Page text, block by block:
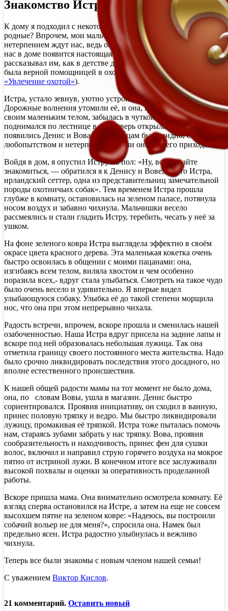
Знакомство Истры с моей семьёй
К дому я подходил с некоторым волнением: как встретят нас
родные? Впрочем, мои мальчишки, я был уверен, с
нетерпением ждут нас, ведь они давно мечтали о том, когда у
нас в доме появится настоящая охотничья собака. Я много
рассказывал им, как в детстве дружил с Каштанкой, которая
была верной помощницей в охоте моему отцу. (см. статью
«Увлечение охотой»).
Истра, устало зевнув, уютно устроилась у меня на руках.
Дорожные волнения утомили её, и она, прижавшись ко мне
своим маленьким телом, забылась в чуткой дремоте. Пока я
поднимался по лестнице в дом, дверь открылась, и на пороге
появились Денис и Вова. По их лицам было видно, с каким
любопытством и нетерпением ждали они нашего прихода.
Войдя в дом, я опустил Истру на пол: «Ну, вот, давайте
знакомиться, — обратился я к Денису и Вове, — это Истра,
ирландский сеттер, одна из представительниц замечательной
породы охотничьих собак». Тем временем Истра прошла
глубже в комнату, остановилась на зеленом паласе, потянула
носом воздух и забавно чихнула. Мальчишки весело
рассмеялись и стали гладить Истру, теребить, чесать у неё за
ушком.
На фоне зеленого ковра Истра выглядела эффектно в своём
окрасе цвета красного дерева. Эта маленькая кокетка очень
быстро освоилась в общении с моими пацанами: она,
изгибаясь всем телом, виляла хвостом и чем особенно
поразила всех,- вдруг стала улыбаться. Смотреть на такое чудо
было очень весело и удивительно. Я вперые видел
улыбающуюся собаку. Улыбка её до такой степени морщила
нос, что она при этом непрерывно чихала.
Радость встречи, впрочем, вскоре прошла и сменилась нашей
озабоченностью. Наша Истра вдруг присела на задние лапы и
вскоре под ней образовалась небольшая лужица. Так она
отметила границу своего постоянного места жительства. Надо
было срочно ликвидировать последствия этого досадного, но
вполне естественного происшествия.
К нашей общей радости мамы на тот момент не было дома,
она, по словам Вовы, ушла в магазин. Денис быстро
сориентировался. Проявив инициативу, он сходил в ванную,
принес половую тряпку и ведро. Мы быстро ликвидировали
лужицу, промакивая её тряпкой. Истра тоже пыталась помочь
нам, стараясь зубами забрать у нас тряпку. Вова, проявив
сообразительность и находчивость, принес фен для сушки
волос, включил и направил струю горячего воздуха на мокрое
пятно от истриной лужи. В конечном итоге все заслуживали
высокой похвалы и оценки за оперативность проделанной
работы.
Вскоре пришла мама. Она внимательно осмотрела комнату. Её
взгляд сперва остановился на Истре, а затем на еще не совсем
высохшем пятне на зеленом ковре: «Надеюсь, вы построили
собачий вольер не для меня?», спросила она. Намек был
предельно ясен. Истра радостно улыбнулась и вежливо
чихнула.
Теперь все были знакомы с новым членом нашей семьи!
С уважением Виктор Кислов.
21 комментарий. Оставить новый